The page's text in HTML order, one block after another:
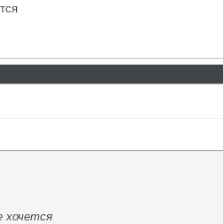
хочется